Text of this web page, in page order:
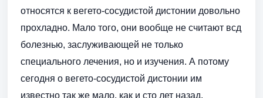
относятся к вегето-сосудистой дистонии довольно
прохладно. Мало того, они вообще не считают всд
болезнью, заслуживающей не только
специального лечения, но и изучения. А потому
сегодня о вегето-сосудистой дистонии им
известно так же мало, как и сто лет назад.